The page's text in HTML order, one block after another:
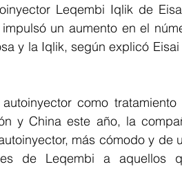
Leqembi Iqlik de
un aumento en el
y la Iqlik, según explicó Eisai
como tratamiento
y China este año, la
más cómodo y de
de Leqembi a aquellos